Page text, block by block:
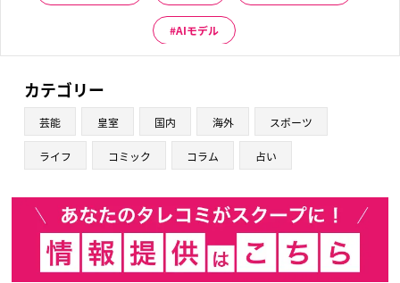
AIモデル
カテゴリー
芸能 皇室 国内 海外 スポーツ
ライフ コミック コラム 占い